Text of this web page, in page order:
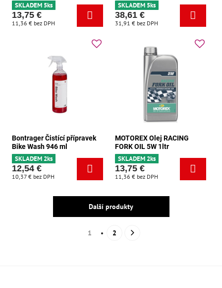
SKLADEM 5ks
13,75 €
11,36 € bez DPH
SKLADEM 5ks
38,61 €
31,91 € bez DPH
Bontrager Čistící přípravek
Bike Wash 946 ml
SKLADEM 2ks
12,54 €
10,37 € bez DPH
MOTOREX Olej RACING
FORK OIL 5W 1ltr
SKLADEM 2ks
13,75 €
11,36 € bez DPH
Další produkty
1 2